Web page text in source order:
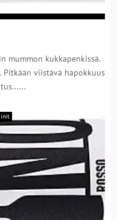
mummon kukkapenkissä.
viistävä hapokkuus